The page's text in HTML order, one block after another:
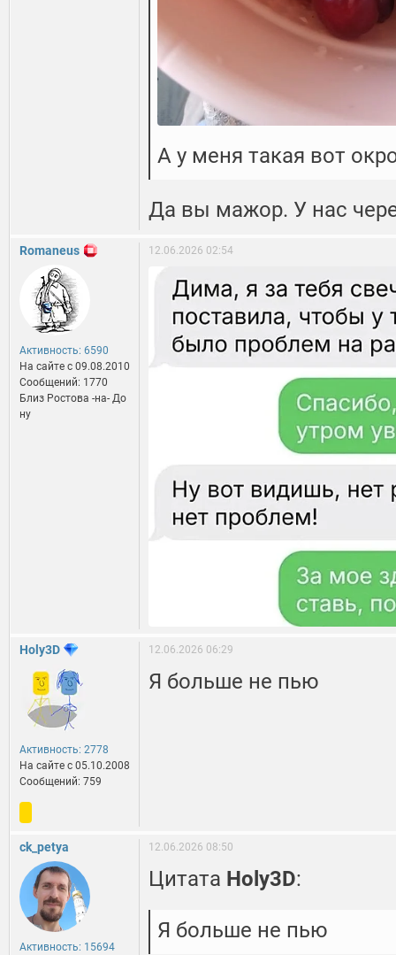
А у меня такая вот
Да вы мажор. У нас
Romaneus
Активность: 6590
На сайте c 09.08.2010
Сообщений: 1770
Близ Ростова -на- До
ну
12.06.2026 02:54
Holy3D
Активность: 2778
На сайте c 05.10.2008
Сообщений: 759
12.06.2026 06:29
Я больше не пью
ck_petya
Активность: 15694
12.06.2026 08:50
Цитата Holy3D:
Я больше не пью